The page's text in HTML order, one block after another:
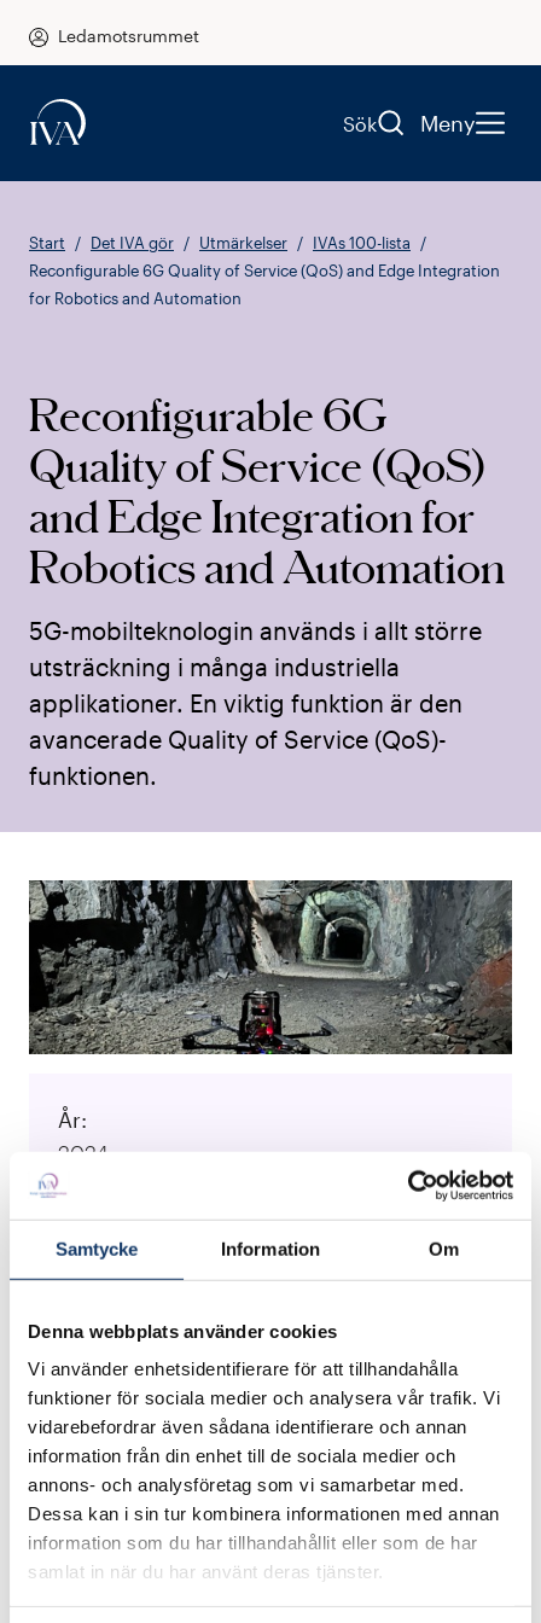
Samtycke Information Om
Denna webbplats använder cookies
Vi använder enhetsidentifierare för att tillhandahålla
funktioner för sociala medier och analysera vår trafik. Vi
vidarebefordrar även sådana identifierare och annan
information från din enhet till de sociala medier och
annons- och analysföretag som vi samarbetar med.
Dessa kan i sin tur kombinera informationen med annan
information som du har tillhandahållit eller som de har
samlat in när du har använt deras tjänster.
Ledamotsrummet
Sök Meny
Start Det IVA gör Utmärkelser
IVAs 100-lista
Reconfigurable 6G Quality of Service (QoS) and Edge Integration
for Robotics and Automation
Reconfigurable 6G
Quality of Service (QoS)
and Edge Integration for
Robotics and Automation
5G-mobilteknologin används i allt större
utsträckning i många industriella
applikationer. En viktig funktion är den
avancerade Quality of Service (QoS)-
funktionen.
År:
2024
Deep tech
Luleå tekniska universitet
Ansvarig forskare:
Gerasimos Damingos, Achilleas Seisa, Sara
Sandberg, George Nikolakopoulos
Besök projektets webbplats